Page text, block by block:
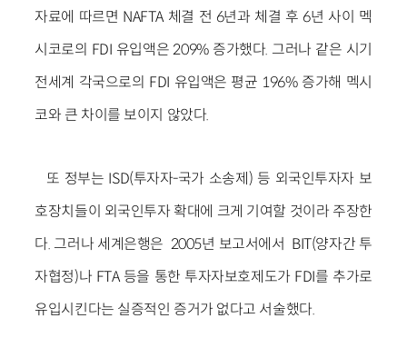
자료에 따르면 NAFTA 체결 전 6년과 체결 후 6년 사이 멕
시코로의 FDI 유입액은 209% 증가했다. 그러나 같은 시기
전세계 각국으로의 FDI 유입액은 평균 196% 증가해 멕시
코와 큰 차이를 보이지 않았다.
또 정부는 ISD(투자자-국가 소송제) 등 외국인투자자 보
호장치들이 외국인투자 확대에 크게 기여할 것이라 주장한
다. 그러나 세계은행은 2005년 보고서에서 BIT(양자간 투
자협정)나 FTA 등을 통한 투자자보호제도가 FDI를 추가로
유입시킨다는 실증적인 증거가 없다고 서술했다.